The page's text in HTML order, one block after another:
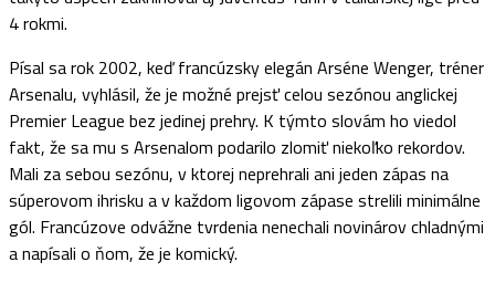
4 rokmi.
Písal sa rok 2002, keď francúzsky elegán Arséne Wenger, tréner
Arsenalu, vyhlásil, že je možné prejsť celou sezónou anglickej
Premier League bez jedinej prehry. K týmto slovám ho viedol
fakt, že sa mu s Arsenalom podarilo zlomiť niekoľko rekordov.
Mali za sebou sezónu, v ktorej neprehrali ani jeden zápas na
súperovom ihrisku a v každom ligovom zápase strelili minimálne
gól. Francúzove odvážne tvrdenia nenechali novinárov chladnými
a napísali o ňom, že je komický.